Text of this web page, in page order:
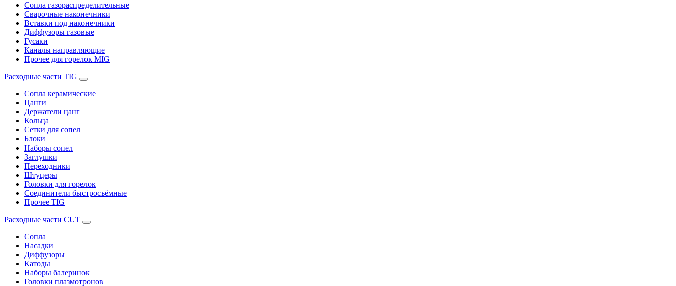
Сопла газораспределительные
Сварочные наконечники
Вставки под наконечники
Диффузоры газовые
Гусаки
Каналы направляющие
Прочее для горелок MIG
Расходные части TIG
Сопла керамические
Цанги
Держатели цанг
Кольца
Сетки для сопел
Блоки
Наборы сопел
Заглушки
Переходники
Штуцеры
Головки для горелок
Соединители быстросъёмные
Прочее TIG
Расходные части CUT
Сопла
Насадки
Диффузоры
Катоды
Наборы балеринок
Головки плазмотронов